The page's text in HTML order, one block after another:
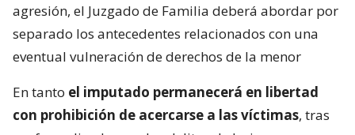
agresión, el Juzgado de Familia deberá abordar por
separado los antecedentes relacionados con una
eventual vulneración de derechos de la menor
En tanto el imputado permanecerá en libertad
con prohibición de acercarse a las víctimas, tras